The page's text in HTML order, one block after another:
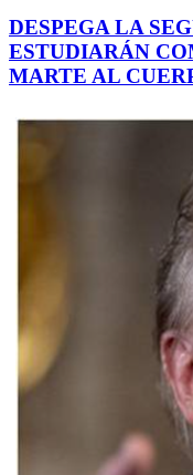
DESPEGA LA
ESTUDIARÁN
MARTE AL